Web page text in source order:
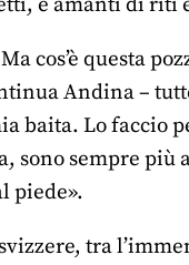
cos’è questa
Andina –
baita. Lo faccio
sono sempre più
piede».
tra